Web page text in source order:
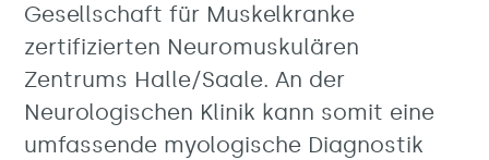
Gesellschaft für Muskelkranke
zertifizierten Neuromuskulären
Zentrums Halle/Saale. An der
Neurologischen Klinik kann somit eine
umfassende myologische Diagnostik